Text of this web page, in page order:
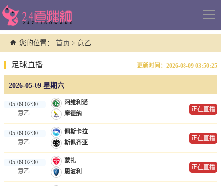
导
您的位置： 首页 > 意乙
足球直播 更新时间：2026-08-09 03:50:25
2026-05-09 星期六
05-09 02:30
意乙
阿维利诺
摩德纳
正在直播
05-09 02:30
意乙
佩斯卡拉
斯佩齐亚
正在直播
05-09 02:30
意乙
蒙扎
恩波利
正在直播